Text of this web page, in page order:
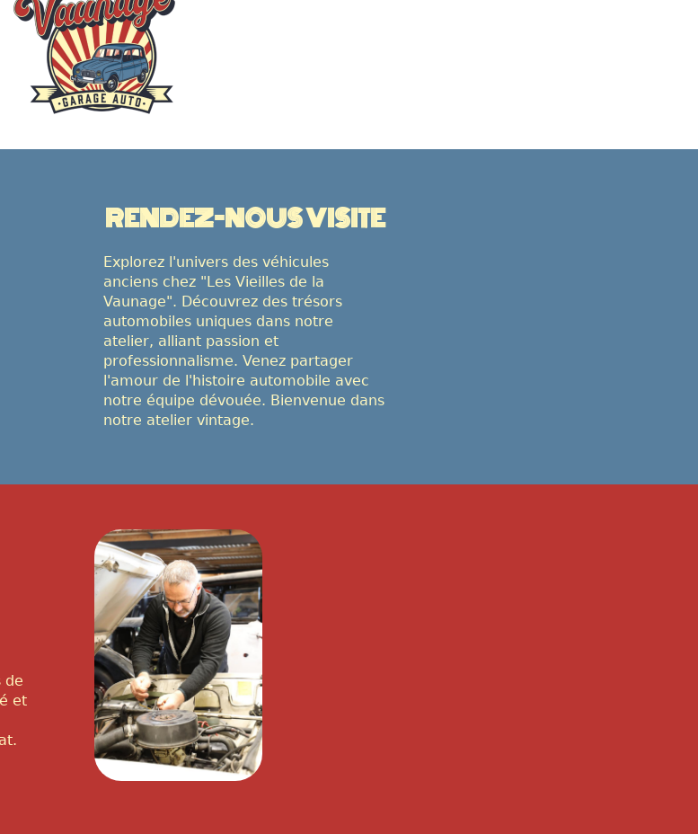
RENDEZ-NOUS VISITE
Explorez l'univers des véhicules
anciens chez "Les Vieilles de la
Vaunage". Découvrez des trésors
automobiles uniques dans notre
atelier, alliant passion et
professionnalisme. Venez partager
l'amour de l'histoire automobile avec
notre équipe dévouée. Bienvenue dans
notre atelier vintage.
de
et